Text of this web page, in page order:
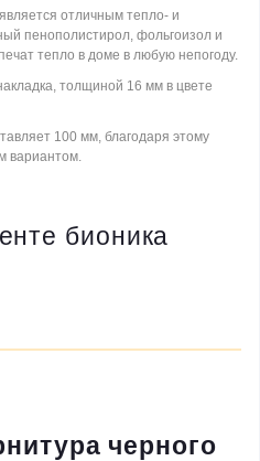
отличным тепло- и
пенополистирол, фольгоизол и
тепло в доме в любую непогоду.
толщиной 16 мм в цвете
100 мм, благодаря этому
вариантом.
черного